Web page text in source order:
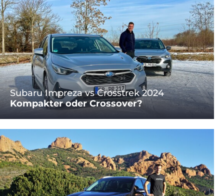
Subaru Impreza vs Crosstrek 2024
Kompakter oder Crossover?